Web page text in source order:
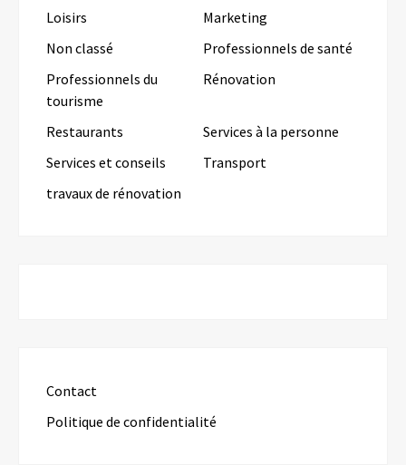
Loisirs
Marketing
Non classé
Professionnels de santé
Professionnels du
tourisme
Rénovation
Restaurants
Services à la personne
Services et conseils
Transport
travaux de rénovation
Contact
Politique de confidentialité